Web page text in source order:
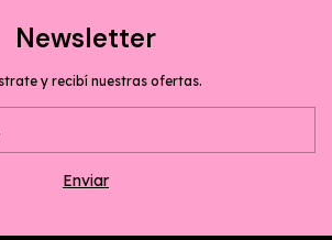
Newsletter
y recibí nuestras ofertas.